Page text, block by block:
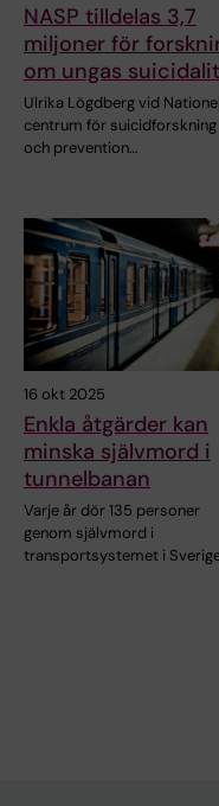
NASP tilldelas 3,7
miljoner för
om ungas
Ulrika Lögdberg vid
centrum för suicidforskning
och prevention…
16 okt 2025
Enkla åtgärder kan
minska självmord i
tunnelbanan
Varje år dör 135 personer
genom självmord i
transportsystemet i